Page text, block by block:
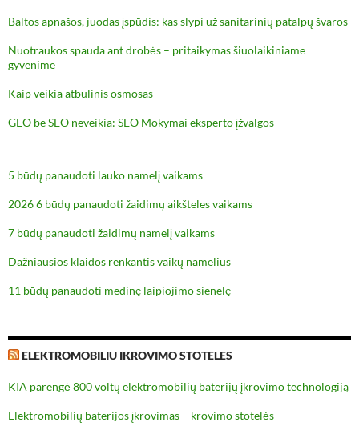
Baltos apnašos, juodas įspūdis: kas slypi už sanitarinių patalpų švaros
Nuotraukos spauda ant drobės – pritaikymas šiuolaikiniame
gyvenime
Kaip veikia atbulinis osmosas
GEO be SEO neveikia: SEO Mokymai eksperto įžvalgos
5 būdų panaudoti lauko namelį vaikams
2026 6 būdų panaudoti žaidimų aikšteles vaikams
7 būdų panaudoti žaidimų namelį vaikams
Dažniausios klaidos renkantis vaikų namelius
11 būdų panaudoti medinę laipiojimo sienelę
ELEKTROMOBILIU IKROVIMO STOTELES
KIA parengė 800 voltų elektromobilių baterijų įkrovimo technologiją
Elektromobilių baterijos įkrovimas – krovimo stotelės